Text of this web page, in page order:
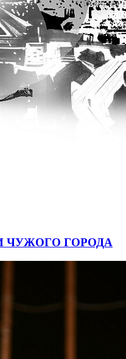
ЧУЖОГО ГОРОДА